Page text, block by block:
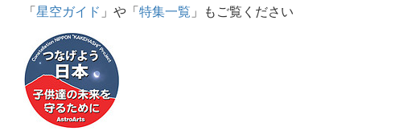
「星空ガイド 」や「特集一覧 」もご覧ください